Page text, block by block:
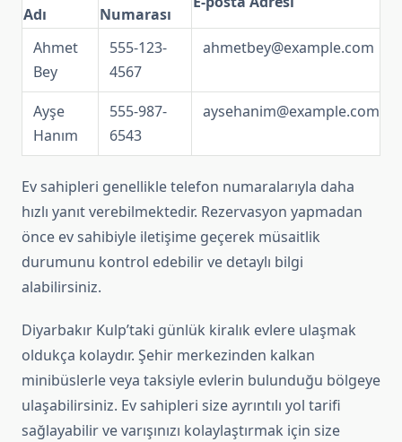
Adı
Numarası
Ahmet
Bey
555-123-
4567
ahmetbey@example.com
Ayşe
Hanım
555-987-
6543
aysehanim@example.com
Ev sahipleri genellikle telefon numaralarıyla daha
hızlı yanıt verebilmektedir. Rezervasyon yapmadan
önce ev sahibiyle iletişime geçerek müsaitlik
durumunu kontrol edebilir ve detaylı bilgi
alabilirsiniz.
Diyarbakır Kulp’taki günlük kiralık evlere ulaşmak
oldukça kolaydır. Şehir merkezinden kalkan
minibüslerle veya taksiyle evlerin bulunduğu bölgeye
ulaşabilirsiniz. Ev sahipleri size ayrıntılı yol tarifi
sağlayabilir ve varışınızı kolaylaştırmak için size